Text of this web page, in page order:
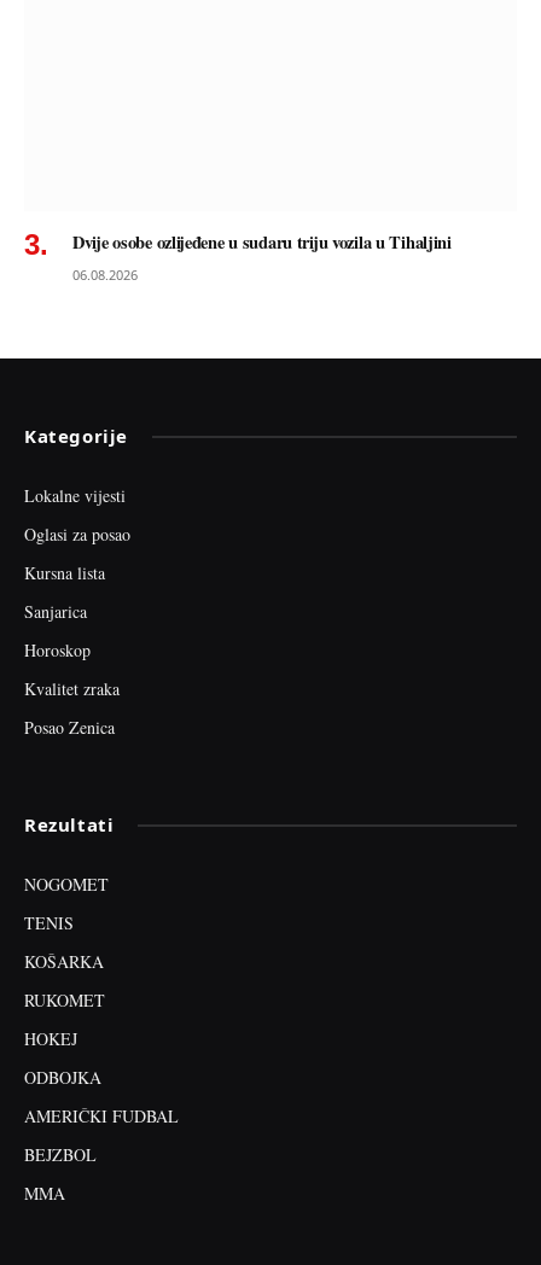
Dvije osobe ozlijeđene u sudaru triju vozila u Tihaljini
06.08.2026
Kategorije
Lokalne vijesti
Oglasi za posao
Kursna lista
Sanjarica
Horoskop
Kvalitet zraka
Posao Zenica
Rezultati
NOGOMET
TENIS
KOŠARKA
RUKOMET
HOKEJ
ODBOJKA
AMERIČKI FUDBAL
BEJZBOL
MMA